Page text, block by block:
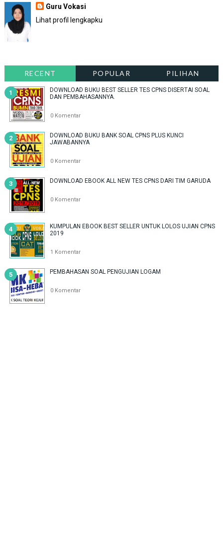
Guru Vokasi
Lihat profil lengkapku
RECENT POPULAR PILIHAN
DOWNLOAD BUKU BEST SELLER TES CPNS DISERTAI SOAL
DAN PEMBAHASANNYA.
0 Komentar
DOWNLOAD BUKU BANK SOAL CPNS PLUS KUNCI
JAWABANNYA
0 Komentar
DOWNLOAD EBOOK ALL NEW TES CPNS DARI TIM GARUDA
0 Komentar
KUMPULAN EBOOK BEST SELLER UNTUK LOLOS UJIAN CPNS
2019
1 Komentar
PEMBAHASAN SOAL PENGUJIAN LOGAM
0 Komentar